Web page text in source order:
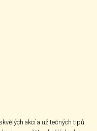
akcí a užitečných tipů